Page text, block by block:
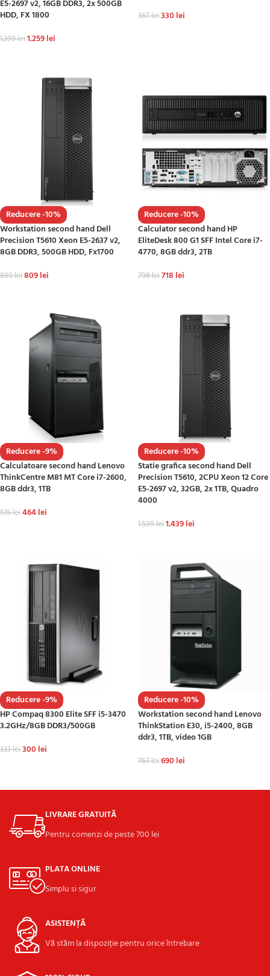
E5-2697 v2, 16GB DDR3, 2x 500GB
HDD, FX 1800
1.399lei1.259lei
367lei330 lei
Reducere -10%
Workstation second hand Dell
Precision T5610 Xeon E5-2637 v2,
8GB DDR3, 500GB HDD, Fx1700
899lei809lei
Reducere -10%
Calculator second hand HP
EliteDesk 800 G1 SFF Intel Core i7-
4770, 8GB ddr3, 2TB
798lei718 lei
Reducere -9%
Calculatoare second hand Lenovo
ThinkCentre M81 MT Core i7-2600,
8GB ddr3, 1TB
515lei464lei
Reducere -10%
Statie grafica second hand Dell
Precision T5610, 2CPU Xeon 12 Core
E5-2697 v2, 32GB, 2x 1TB, Quadro
4000
1.599lei1.439lei
Reducere -9%
HP Compaq 8300 Elite SFF i5-3470
3.2GHz/8GB DDR3/500GB
333lei300 lei
Reducere -10%
Workstation second hand Lenovo
ThinkStation E30, i5-2400, 8GB
ddr3, 1TB, video 1GB
767lei690 lei
LIVRARE GRATUITĂ
Pentru comenzi de peste 700 lei
PLATA ONLINE
Simplu si sigur
ASISTENȚĂ
Vă stăm la dispoziție pentru orice întrebare